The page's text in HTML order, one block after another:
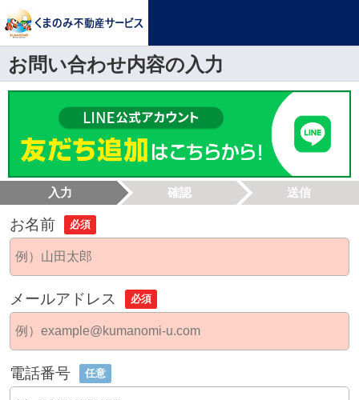
お問い合わせ内容の入力
入力 確認 送信
お名前 必須
メールアドレス 必須
電話番号 任意